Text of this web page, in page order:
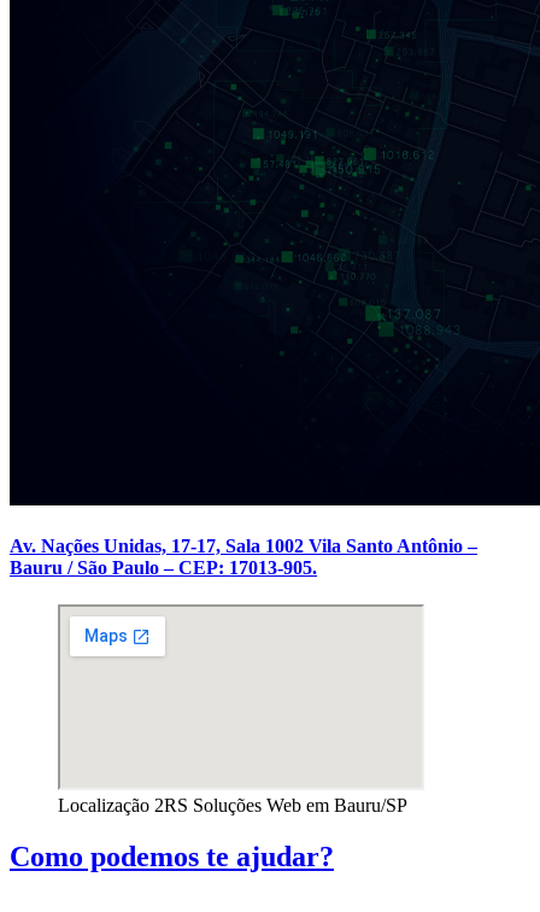
Av. Nações Unidas, 17-17, Sala 1002 Vila Santo Antônio –
Bauru / São Paulo – CEP: 17013-905.
Localização 2RS Soluções Web em Bauru/SP
Como podemos te ajudar?